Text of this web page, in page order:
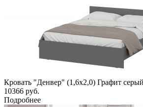
Кровать "Денвер" (1,6х2,0) Графит серый
10366 руб.
Подробнее